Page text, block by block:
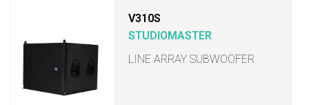
V310S
STUDIOMASTER
LINE ARRAY SUBWOOFER